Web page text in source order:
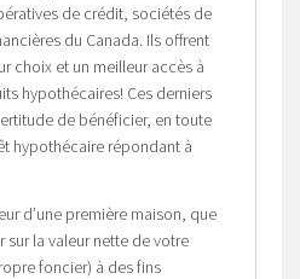
de crédit, sociétés de
du Canada. Ils offrent
choix et un meilleur accès à
hypothécaires! Ces derniers
de bénéficier, en toute
hypothécaire répondant à
d’une première maison, que
la valeur nette de votre
foncier) à des fins